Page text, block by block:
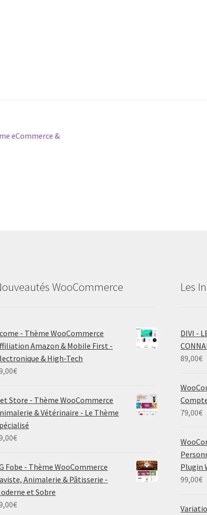
eCommerce &
WooCommerce
- Thème WooCommerce
Amazon & Mobile First -
& High-Tech
€
Store - Thème WooCommerce
& Vétérinaire - Le Thème
€
Fobe - Thème WooCommerce
Animalerie & Pâtisserie -
et Sobre
€
Les
DIVI -
89,00€
79,00€
Plugin
99,00€